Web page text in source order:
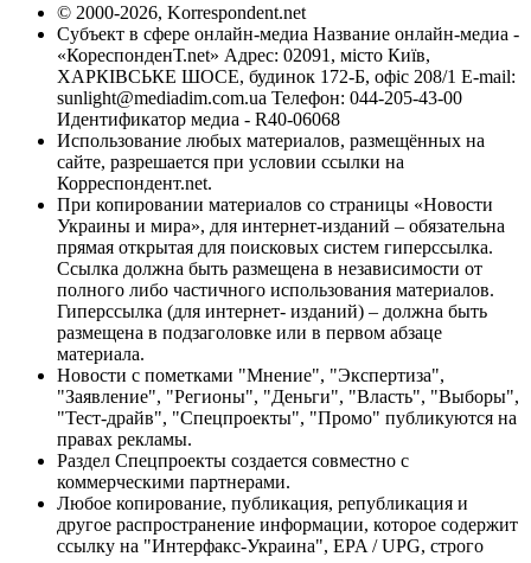
© 2000-2026, Korrespondent.net
Субъект в сфере онлайн-медиа Название онлайн-медиа -
«КореспонденТ.net» Адрес: 02091, місто Київ,
ХАРКІВСЬКЕ ШОСЕ, будинок 172-Б, офіс 208/1 E-mail:
sunlight@mediadim.com.ua Телефон: 044-205-43-00
Идентификатор медиа - R40-06068
Использование любых материалов, размещённых на
сайте, разрешается при условии ссылки на
Корреспондент.net.
При копировании материалов со страницы «Новости
Украины и мира», для интернет-изданий – обязательна
прямая открытая для поисковых систем гиперссылка.
Ссылка должна быть размещена в независимости от
полного либо частичного использования материалов.
Гиперссылка (для интернет- изданий) – должна быть
размещена в подзаголовке или в первом абзаце
материала.
Новости с пометками "Мнение", "Экспертиза",
"Заявление", "Регионы", "Деньги", "Власть", "Выборы",
"Тест-драйв", "Спецпроекты", "Промо" публикуются на
правах рекламы.
Раздел Спецпроекты создается совместно с
коммерческими партнерами.
Любое копирование, публикация, републикация и
другое распространение информации, которое содержит
ссылку на "Интерфакс-Украина", EPA / UPG, строго